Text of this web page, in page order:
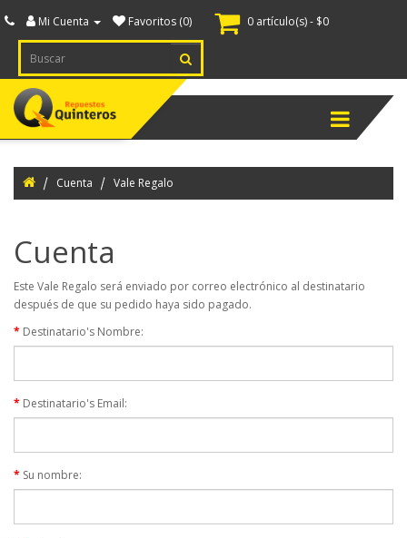
Mi Cuenta Favoritos (0) 0 artículo(s) - $0
Menú
Cuenta Vale Regalo
Cuenta
Este Vale Regalo será enviado por correo electrónico al destinatario
después de que su pedido haya sido pagado.
Destinatario's Nombre:
Destinatario's Email:
Su nombre: